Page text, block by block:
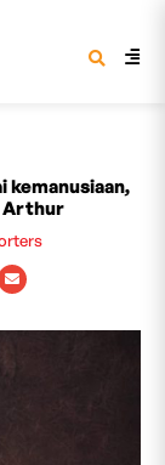
kemanusiaan,
Arthur